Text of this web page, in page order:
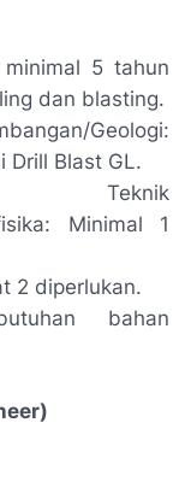
minimal 5 tahun
dan blasting.
Geologi:
Drill Blast GL.
Teknik
Minimal 1
2 diperlukan.
bahan